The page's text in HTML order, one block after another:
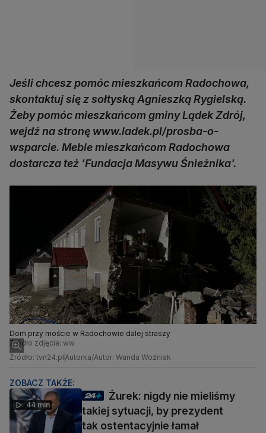
Jeśli chcesz pomóc mieszkańcom Radochowa,
skontaktuj się z sołtyską Agnieszką Rygielską.
Żeby pomóc mieszkańcom gminy Lądek Zdrój,
wejdź na stronę www.ladek.pl/prosba-o-
wsparcie. Meble mieszkańcom Radochowa
dostarcza też 'Fundacja Masywu Śnieżnika'.
Dom przy moście w Radochowie dalej straszy
Źródło zdjęcia: ww
Źródło: tvn24.plAutorka/Autor: Wanda Woźniak
ZOBACZ TAKŻE:
44 min
Żurek: nigdy nie mieliśmy
takiej sytuacji, by prezydent
tak ostentacyjnie łamał